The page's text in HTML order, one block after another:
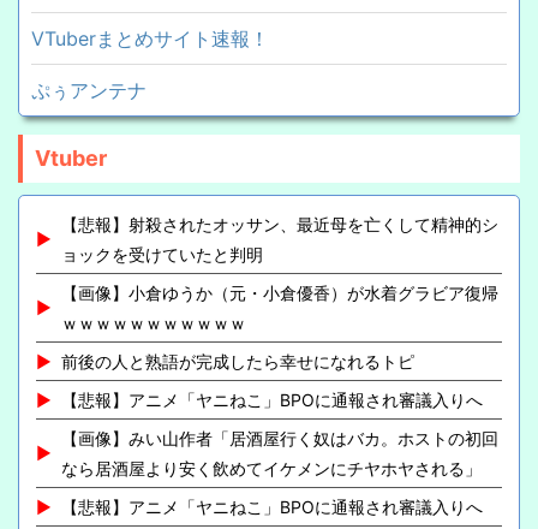
VTuberまとめサイト速報！
ぷぅアンテナ
Vtuber
【悲報】射殺されたオッサン、最近母を亡くして精神的シ
ョックを受けていたと判明
【画像】小倉ゆうか（元・小倉優香）が水着グラビア復帰
ｗｗｗｗｗｗｗｗｗｗｗ
前後の人と熟語が完成したら幸せになれるトピ
【悲報】アニメ「ヤニねこ」BPOに通報され審議入りへ
【画像】みい山作者「居酒屋行く奴はバカ。ホストの初回
なら居酒屋より安く飲めてイケメンにチヤホヤされる」
【悲報】アニメ「ヤニねこ」BPOに通報され審議入りへ